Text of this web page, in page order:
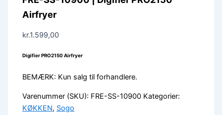
Airfryer
kr.1.599,00
Digifier PRO2150 Airfryer
BEMÆRK: Kun salg til forhandlere.
Varenummer (SKU): FRE-SS-10900 Kategorier:
KØKKEN, Sogo